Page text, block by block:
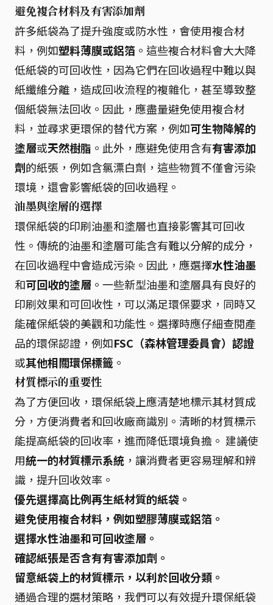
避免複合材料及有害添加劑
許多紙袋為了提升強度或防水性，會使用複合材
料，例如塑料薄膜或鋁箔 。這些複合材料會大大降
低紙袋的可回收性，因為它們在回收過程中難以與
紙纖維分離，造成回收流程的複雜化，甚至導致整
個紙袋無法回收。因此，應盡量避免使用複合材
料，並尋求更環保的替代方案，例如可生物降解的
塗層或天然樹脂 。此外，應避免使用含有有害添加
劑的紙張，例如含氯漂白劑，這些物質不僅會污染
環境，還會影響紙袋的回收過程。
油墨與塗層的選擇
環保紙袋的印刷油墨和塗層也直接影響其可回收
性。傳統的油墨和塗層可能含有難以分解的成分，
在回收過程中會造成污染。因此，應選擇水性油墨
和可回收的塗層 。一些新型油墨和塗層具有良好的
印刷效果和可回收性，可以滿足環保要求，同時又
能確保紙袋的美觀和功能性。選擇時應仔細查閱產
品的環保認證，例如FSC（森林管理委員會）認證
或其他相關環保標籤 。
材質標示的重要性
為了方便回收，環保紙袋上應清楚地標示其材質成
分，方便消費者和回收廠商識別。清晰的材質標示
能提高紙袋的回收率，進而降低環境負擔。 建議使
用統一的材質標示系統 ，讓消費者更容易理解和辨
識，提升回收效率。
優先選擇高比例再生紙材質的紙袋。
避免使用複合材料，例如塑膠薄膜或鋁箔。
選擇水性油墨和可回收塗層。
確認紙張是否含有有害添加劑。
留意紙袋上的材質標示，以利於回收分類。
通過合理的選材策略，我們可以有效提升環保紙袋